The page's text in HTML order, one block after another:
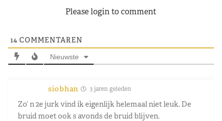
Please login to comment
14 COMMENTAREN
Nieuwste
siobhan 3 jaren geleden
Zo’ n 2e jurk vind ik eigenlijk helemaal niet leuk. De
bruid moet ook s avonds de bruid blijven.